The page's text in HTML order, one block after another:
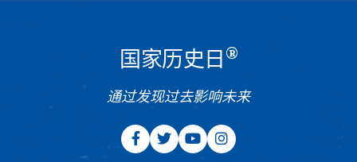
国家历史日 ®
通过发现过去影响未来